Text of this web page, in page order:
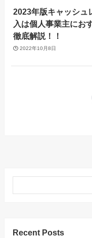
2023年版キャッシュ
入は個人事業主にお
徹底解説！！
2022年10月8日
Recent Posts